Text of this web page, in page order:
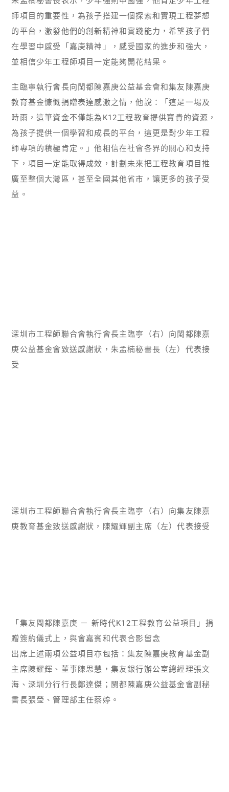
師項目的重要性，為孩子搭建一個探索和實現工程夢想
的平台，激發他們的創新精神和實踐能力，希望孩子們
在學習中感受「嘉庚精神」，感受國家的進步和強大，
並相信少年工程師項目一定能夠開花結果。
主臨寧執行會長向閩都陳嘉庚公益基金會和集友陳嘉庚
教育基金慷慨捐贈表達感激之情，他說：「這是一場及
時雨，這筆資金不僅能為K12工程教育提供寶貴的資源，
為孩子提供一個學習和成長的平台，這更是對少年工程
師專項的積極肯定。」他相信在社會各界的關心和支持
下，項目一定能取得成效，計劃未來把工程教育項目推
廣至整個大灣區，甚至全國其他省市，讓更多的孩子受
益。
深圳市工程師聯合會執行會長主臨寧（右）向閩都陳嘉
庚公益基金會致送感謝狀，朱孟楠秘書長（左）代表接
受
深圳市工程師聯合會執行會長主臨寧（右）向集友陳嘉
庚教育基金致送感謝狀，陳耀輝副主席（左）代表接受
「集友閩都陳嘉庚 － 新時代K12工程教育公益項目」捐
贈簽約儀式上，與會嘉賓和代表合影留念
出席上述兩項公益項目亦包括：集友陳嘉庚教育基金副
主席陳耀輝、董事陳思慧，集友銀行辦公室總經理張文
海、深圳分行行長鄭達傑；閩都陳嘉庚公益基金會副秘
書長張瑩、管理部主任蔡婷。